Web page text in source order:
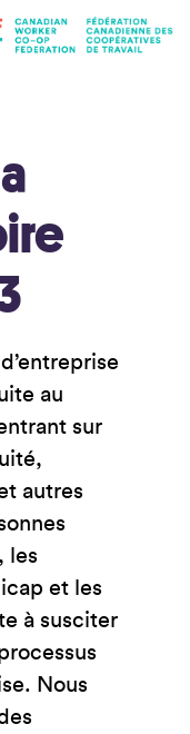
au
sur
autres
les
et les
à susciter
Nous